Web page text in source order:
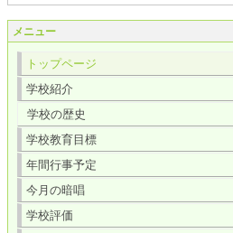
メニュー
トップページ
学校紹介
学校の歴史
学校教育目標
年間行事予定
今月の暗唱
学校評価